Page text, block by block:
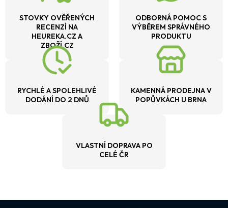
STOVKY OVĚŘENÝCH
RECENZÍ NA
HEUREKA.CZ A
ZBOŽÍ.CZ
ODBORNÁ POMOC S
VÝBĚREM SPRÁVNÉHO
PRODUKTU
RYCHLÉ A SPOLEHLIVÉ
DODÁNÍ DO 2 DNŮ
KAMENNÁ PRODEJNA V
POPŮVKÁCH U BRNA
VLASTNÍ DOPRAVA PO
CELÉ ČR